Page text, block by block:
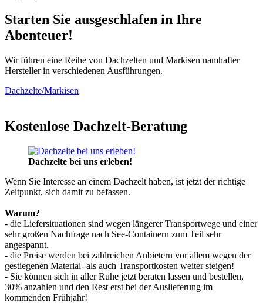
Starten Sie ausgeschlafen in Ihre
Abenteuer!
Wir führen eine Reihe von Dachzelten und Markisen namhafter
Hersteller in verschiedenen Ausführungen.
Dachzelte/Markisen
Kostenlose Dachzelt-Beratung
Dachzelte bei uns erleben!
Wenn Sie Interesse an einem Dachzelt haben, ist jetzt der richtige
Zeitpunkt, sich damit zu befassen.
Warum?
- die Liefersituationen sind wegen längerer Transportwege und einer
sehr großen Nachfrage nach See-Containern zum Teil sehr
angespannt.
- die Preise werden bei zahlreichen Anbietern vor allem wegen der
gestiegenen Material- als auch Transportkosten weiter steigen!
- Sie können sich in aller Ruhe jetzt beraten lassen und bestellen,
30% anzahlen und den Rest erst bei der Auslieferung im
kommenden Frühjahr!